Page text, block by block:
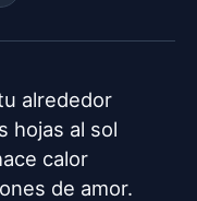
alrededor
hojas al sol
calor
de amor.